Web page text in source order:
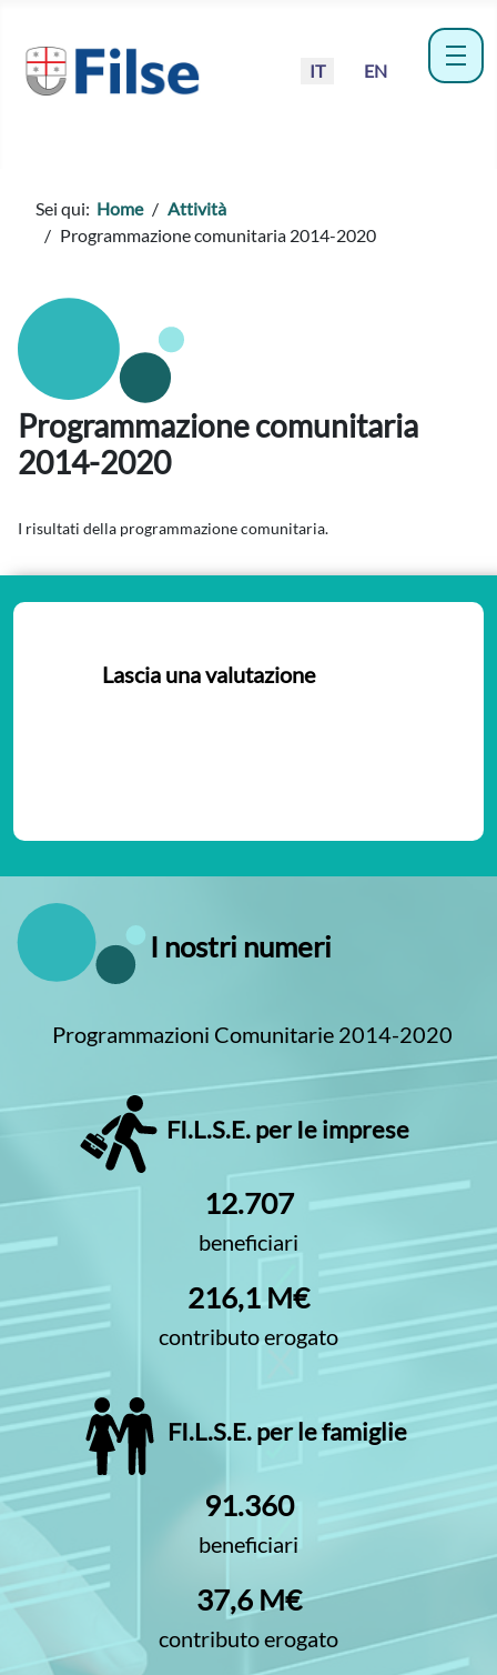
Seleziona la tua lingua
IT EN
Sei qui: Home
Attività
Programmazione comunitaria 2014-2020
Programmazione comunitaria
2014-2020
I risultati della programmazione comunitaria.
Lascia una valutazione
I nostri numeri
Programmazioni Comunitarie 2014-2020
FI.L.S.E. per Ie imprese
12.707
beneficiari
216,1 M€
contributo erogato
FI.L.S.E. per le famiglie
91.360
beneficiari
37,6 M€
contributo erogato